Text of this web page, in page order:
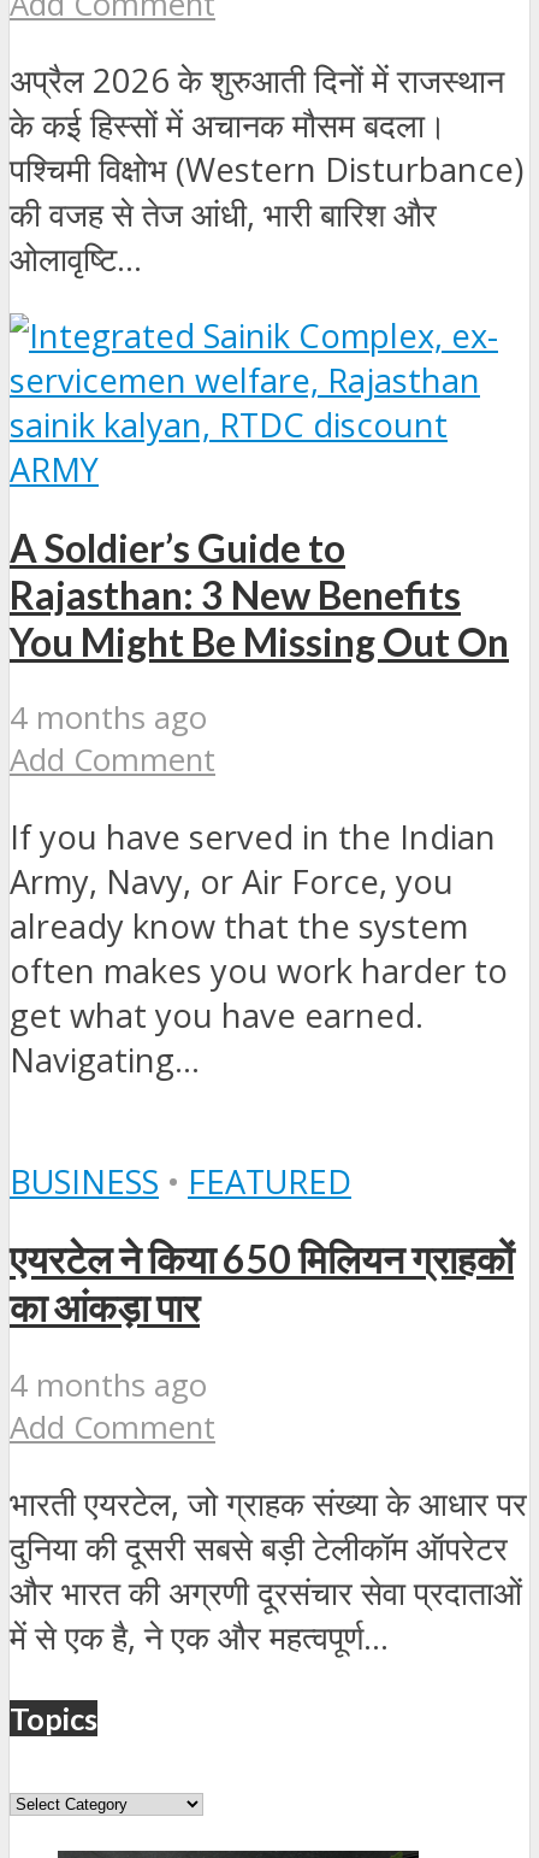
अप्रैल 2026 के शुरुआती दिनों में राजस्थान
के कई हिस्सों में अचानक मौसम बदला।
पश्चिमी विक्षोभ (Western Disturbance)
की वजह से तेज आंधी, भारी बारिश और
ओलावृष्टि...
ARMY
A Soldier’s Guide to
Rajasthan: 3 New Benefits
You Might Be Missing Out On
4 months ago
Add Comment
If you have served in the Indian
Army, Navy, or Air Force, you
already know that the system
often makes you work harder to
get what you have earned.
Navigating...
BUSINESS • FEATURED
एयरटेल ने किया 650 मिलियन ग्राहकों
का आंकड़ा पार
4 months ago
Add Comment
भारती एयरटेल, जो ग्राहक संख्या के आधार पर
दुनिया की दूसरी सबसे बड़ी टेलीकॉम ऑपरेटर
और भारत की अग्रणी दूरसंचार सेवा प्रदाताओं
में से एक है, ने एक और महत्वपूर्ण...
Topics
Topics